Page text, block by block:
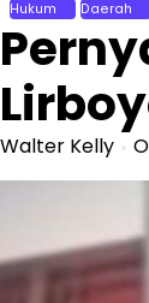
Hukum Daerah
Walter Kelly